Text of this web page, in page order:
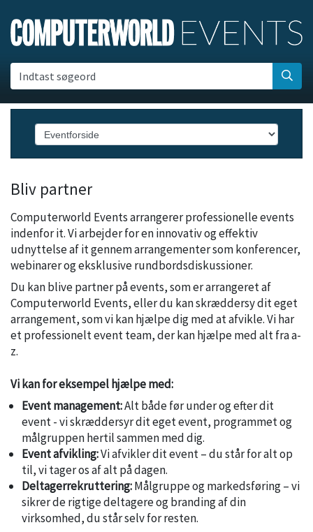
Indtast søgeord
Bliv partner
Computerworld Events arrangerer professionelle events
indenfor it. Vi arbejder for en innovativ og effektiv
udnyttelse af it gennem arrangementer som konferencer,
webinarer og eksklusive rundbordsdiskussioner.
Du kan blive partner på events, som er arrangeret af
Computerworld Events, eller du kan skræddersy dit eget
arrangement, som vi kan hjælpe dig med at afvikle. Vi har
et professionelt event team, der kan hjælpe med alt fra a-
z.
Vi kan for eksempel hjælpe med:
Event management:Alt både før under og efter dit
event - vi skræddersyr dit eget event, programmet og
målgruppen hertil sammen med dig.
Event afvikling:Vi afvikler dit event – du står for alt op
til, vi tager os af alt på dagen.
Deltagerrekruttering:Målgruppe og markedsføring – vi
sikrer de rigtige deltagere og branding af din
virksomhed, du står selv for resten.